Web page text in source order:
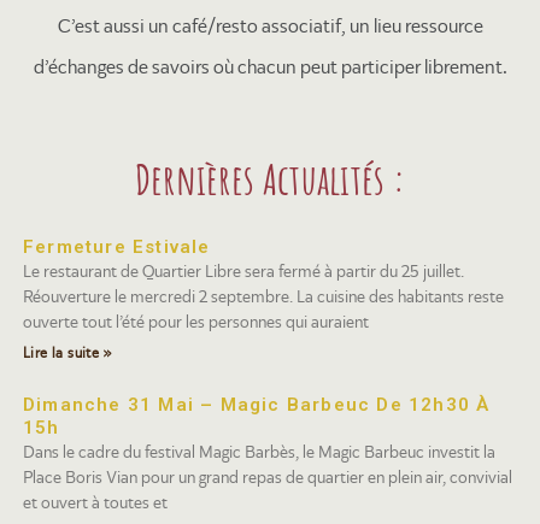
C’est aussi un café/resto associatif, un lieu ressource
d’échanges de savoirs où chacun peut participer librement.
Dernières Actualités :
Fermeture Estivale
Le restaurant de Quartier Libre sera fermé à partir du 25 juillet.
Réouverture le mercredi 2 septembre. La cuisine des habitants reste
ouverte tout l’été pour les personnes qui auraient
Lire la suite »
Dimanche 31 Mai – Magic Barbeuc De 12h30 À
15h
Dans le cadre du festival Magic Barbès, le Magic Barbeuc investit la
Place Boris Vian pour un grand repas de quartier en plein air, convivial
et ouvert à toutes et